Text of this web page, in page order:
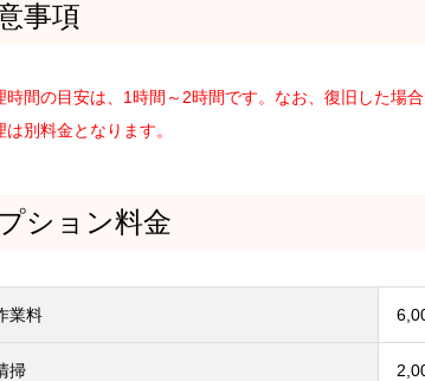
事項
時間の目安は、1時間～2時間です。なお、復旧した場
は別料金となります。
ション料金
業料
掃